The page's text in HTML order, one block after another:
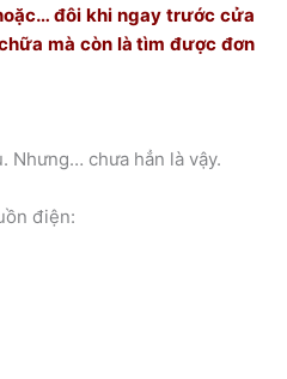
đôi khi ngay trước cửa
mà còn là tìm được đơn
Nhưng… chưa hẳn là vậy.
điện: